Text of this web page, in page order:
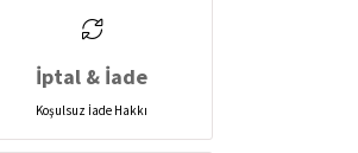
İptal & İade
Koşulsuz İade Hakkı